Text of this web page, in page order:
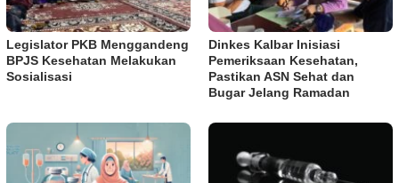
Legislator PKB Menggandeng
BPJS Kesehatan Melakukan
Sosialisasi
Dinkes Kalbar Inisiasi
Pemeriksaan Kesehatan,
Pastikan ASN Sehat dan
Bugar Jelang Ramadan